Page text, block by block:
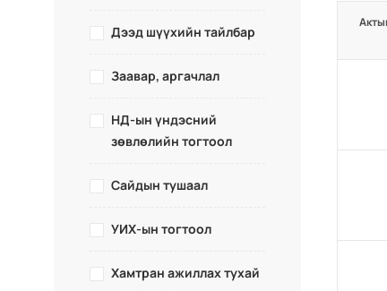
Дээд шүүхийн тайлбар
Заавар, аргачлал
НД-ын үндэсний
зөвлөлийн тогтоол
Сайдын тушаал
УИХ-ын тогтоол
Хамтран ажиллах тухай